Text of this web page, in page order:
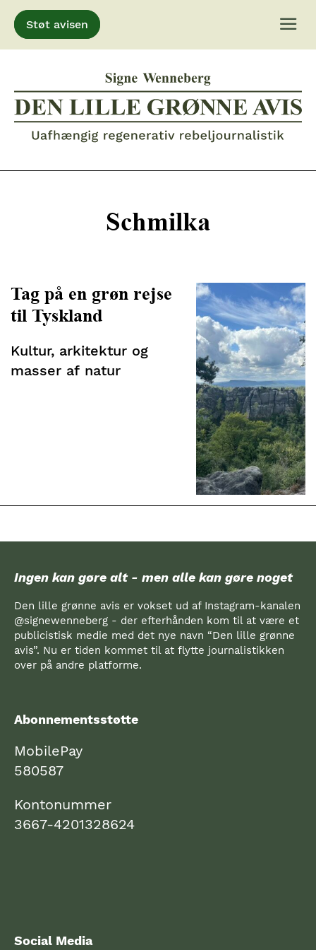
Gå
til
indhold
Støt avisen
Schmilka
Tag på en grøn rejse
til Tyskland
Kultur, arkitektur og
masser af natur
Ingen kan gøre alt - men alle kan gøre noget
Den lille grønne avis er vokset ud af Instagram-kanalen
@signewenneberg - der efterhånden kom til at være et
publicistisk medie med det nye navn “Den lille grønne
avis”. Nu er tiden kommet til at flytte journalistikken
over på andre platforme.
Abonnementsstøtte
MobilePay
580587
Kontonummer
3667-4201328624
Social Media